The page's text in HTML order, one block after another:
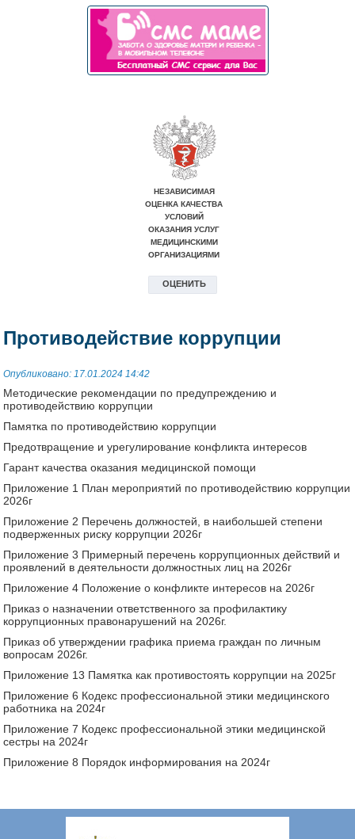
Противодействие коррупции
Опубликовано: 17.01.2024 14:42
Методические рекомендации по предупреждению и
противодействию коррупции
Памятка по противодействию коррупции
Предотвращение и урегулирование конфликта интересов
Гарант качества оказания медицинской помощи
Приложение 1 План мероприятий по противодействию коррупции
2026г
Приложение 2 Перечень должностей, в наибольшей степени
подверженных риску коррупции 2026г
Приложение 3 Примерный перечень коррупционных действий и
проявлений в деятельности должностных лиц на 2026г
Приложение 4 Положение о конфликте интересов на 2026г
Приказ о назначении ответственного за профилактику
коррупционных правонарушений на 2026г.
Приказ об утверждении графика приема граждан по личным
вопросам 2026г.
Приложение 13 Памятка как противостоять коррупции на 2025г
Приложение 6 Кодекс профессиональной этики медицинского
работника на 2024г
Приложение 7 Кодекс профессиональной этики медицинской
сестры на 2024г
Приложение 8 Порядок информирования на 2024г